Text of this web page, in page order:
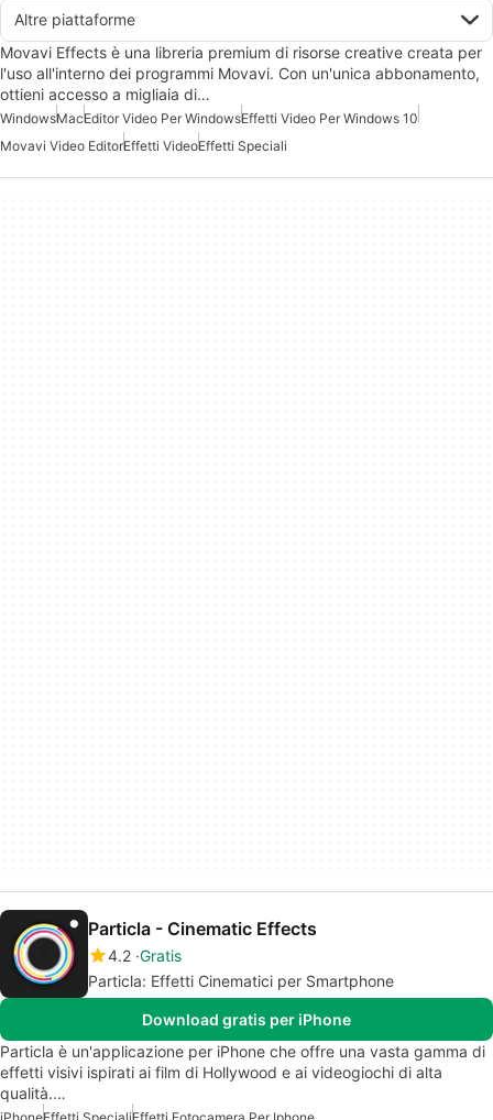
Altre piattaforme
Movavi Effects è una libreria premium di risorse creative creata per
l'uso all'interno dei programmi Movavi. Con un'unica abbonamento,
ottieni accesso a migliaia di…
WindowsMacEditor Video Per WindowsEffetti Video Per Windows 10
Movavi Video EditorEffetti VideoEffetti Speciali
Particla - Cinematic Effects
4.2 Gratis
Particla: Effetti Cinematici per Smartphone
Download gratis per iPhone
Particla è un'applicazione per iPhone che offre una vasta gamma di
effetti visivi ispirati ai film di Hollywood e ai videogiochi di alta
qualità.…